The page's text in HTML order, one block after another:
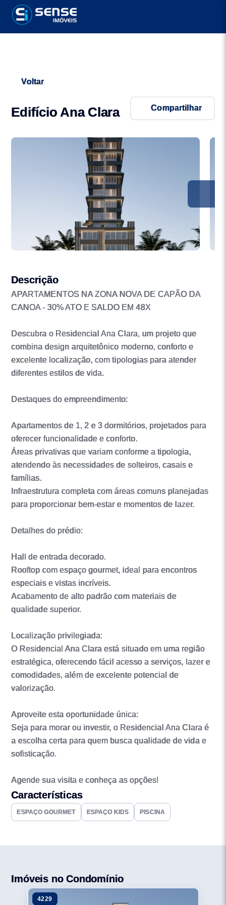
Voltar
Edifício Ana Clara Compartilhar
Descrição
APARTAMENTOS NA ZONA NOVA DE CAPÃO DA
CANOA - 30% ATO E SALDO EM 48X
Descubra o Residencial Ana Clara, um projeto que
combina design arquitetônico moderno, conforto e
excelente localização, com tipologias para atender
diferentes estilos de vida.
Destaques do empreendimento:
Apartamentos de 1, 2 e 3 dormitórios, projetados para
oferecer funcionalidade e conforto.
Áreas privativas que variam conforme a tipologia,
atendendo às necessidades de solteiros, casais e
famílias.
Infraestrutura completa com áreas comuns planejadas
para proporcionar bem-estar e momentos de lazer.
Detalhes do prédio:
Hall de entrada decorado.
Rooftop com espaço gourmet, ideal para encontros
especiais e vistas incríveis.
Acabamento de alto padrão com materiais de
qualidade superior.
Localização privilegiada:
O Residencial Ana Clara está situado em uma região
estratégica, oferecendo fácil acesso a serviços, lazer e
comodidades, além de excelente potencial de
valorização.
Aproveite esta oportunidade única:
Seja para morar ou investir, o Residencial Ana Clara é
a escolha certa para quem busca qualidade de vida e
sofisticação.
Agende sua visita e conheça as opções!
Características
ESPAÇO GOURMET ESPAÇO KIDS PISCINA
Imóveis no Condomínio
4229